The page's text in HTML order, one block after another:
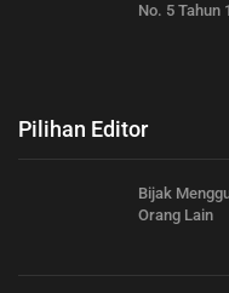
No. 5 Tahun
Pilihan Editor
Bijak
Orang Lain